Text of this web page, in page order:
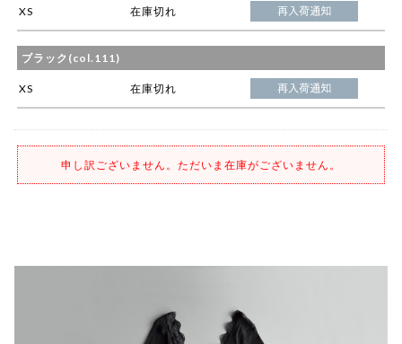
XS 在庫切れ
ブラック(col.111)
XS 在庫切れ
申し訳ございません。ただいま在庫がございません。